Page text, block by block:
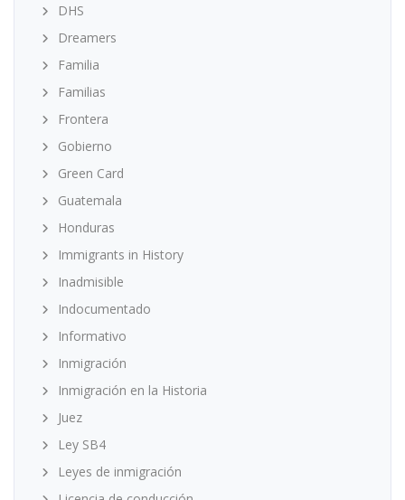
DHS
Dreamers
Familia
Familias
Frontera
Gobierno
Green Card
Guatemala
Honduras
Immigrants in History
Inadmisible
Indocumentado
Informativo
Inmigración
Inmigración en la Historia
Juez
Ley SB4
Leyes de inmigración